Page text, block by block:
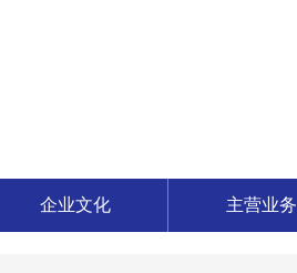
企业文化 主营业务